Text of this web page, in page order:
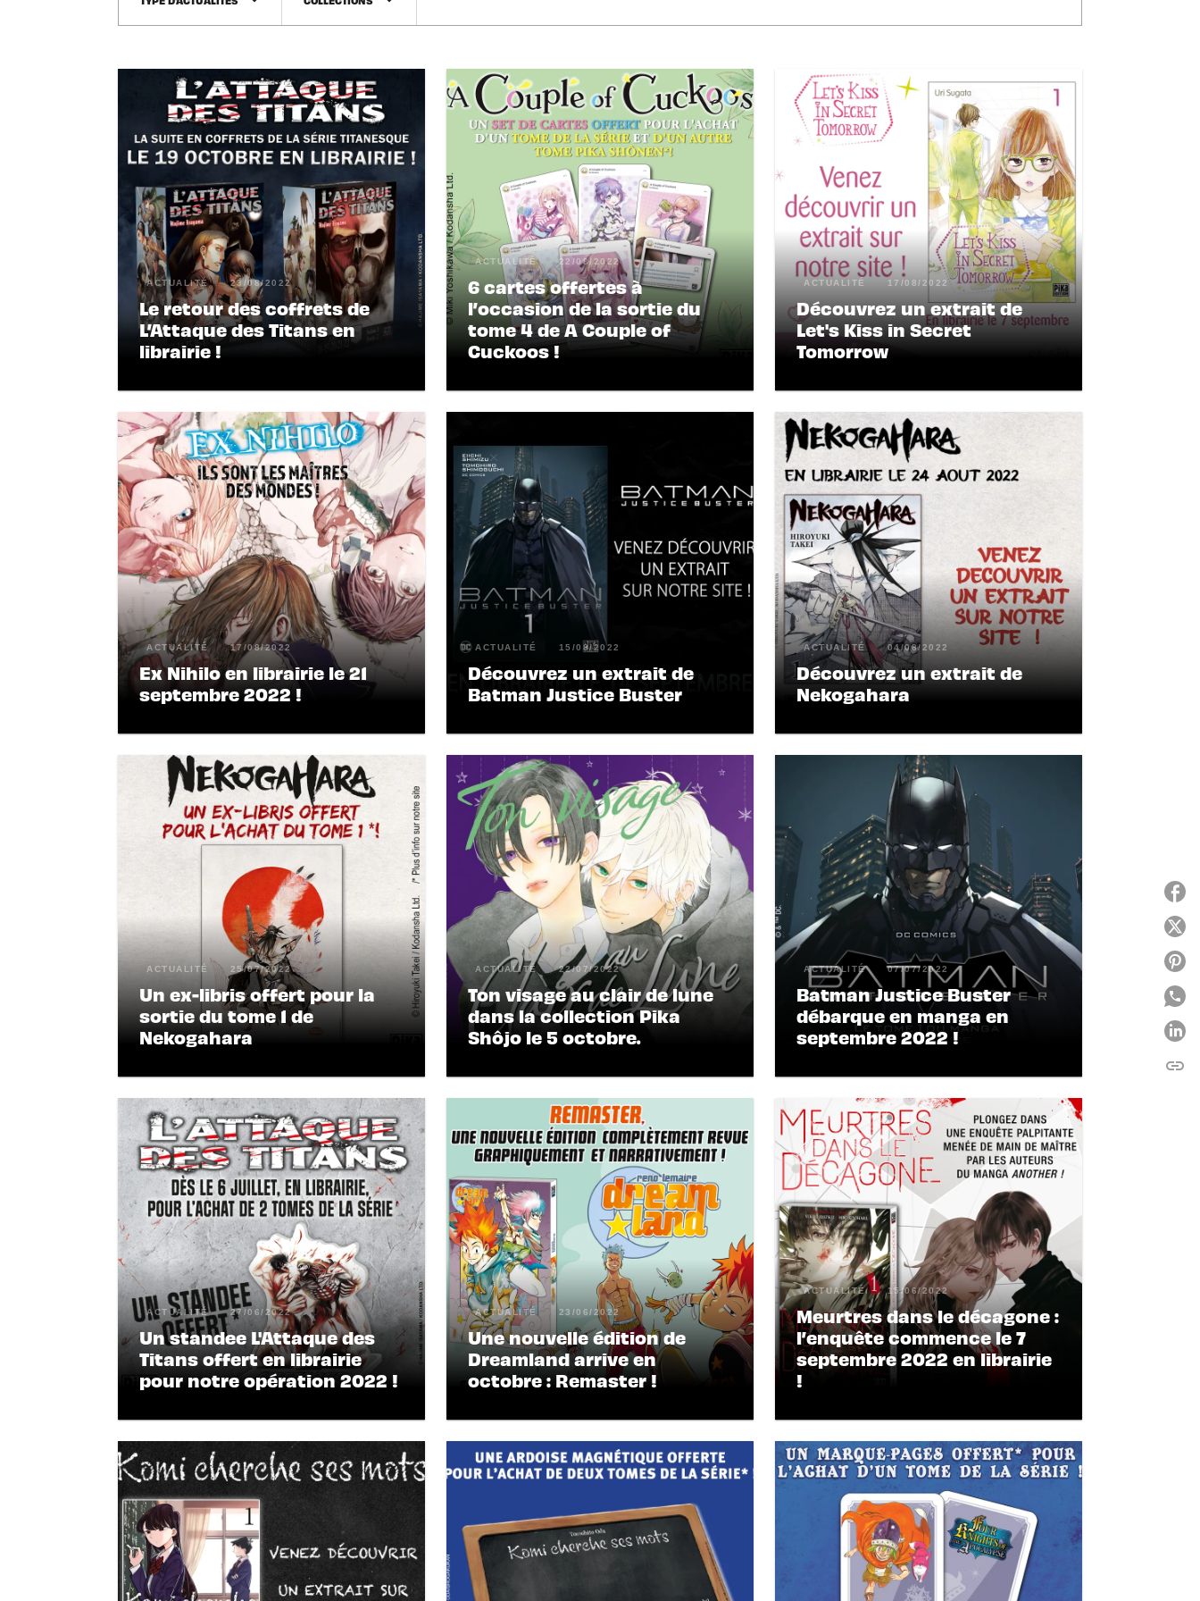
ACTUALITÉ 23/08/2022
Le retour des coffrets de
L’Attaque des Titans en
librairie !
ACTUALITÉ 22/08/2022
6 cartes offertes à
l’occasion de la sortie du
tome 4 de A Couple of
Cuckoos !
ACTUALITÉ 17/08/2022
Découvrez un extrait de
Let's Kiss in Secret
Tomorrow
ACTUALITÉ 17/08/2022
Ex Nihilo en librairie le 21
septembre 2022 !
ACTUALITÉ 15/08/2022
Découvrez un extrait de
Batman Justice Buster
ACTUALITÉ 04/08/2022
Découvrez un extrait de
Nekogahara
ACTUALITÉ 25/07/2022
Un ex-libris offert pour la
sortie du tome 1 de
Nekogahara
ACTUALITÉ 22/07/2022
Ton visage au clair de lune
dans la collection Pika
Shôjo le 5 octobre.
ACTUALITÉ 07/07/2022
Batman Justice Buster
débarque en manga en
septembre 2022 !
ACTUALITÉ 27/06/2022
Un standee L'Attaque des
Titans offert en librairie
pour notre opération 2022 !
ACTUALITÉ 23/06/2022
Une nouvelle édition de
Dreamland arrive en
octobre : Remaster !
ACTUALITÉ 15/06/2022
Meurtres dans le décagone :
l’enquête commence le 7
septembre 2022 en librairie
!
link